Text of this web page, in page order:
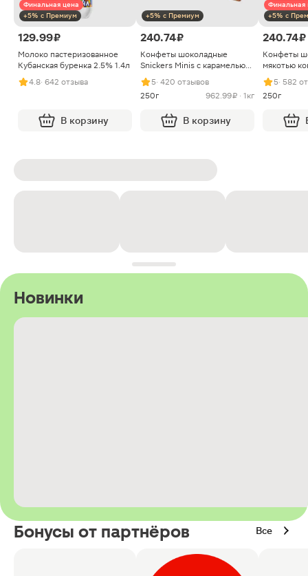
Финальная цена
+5% с Премиум
129.99 ₽
Молоко пастеризованное
Кубанская буренка 2.5% 1.4л
4.8· 642 отзыва
В корзину
+5% с Премиум
240.74 ₽
Конфеты шоколадные
Snickers Minis с карамелью
арахисом и нугой
5· 420 отзывов
250г
962.99 ₽ · 1кг
В корзину
Финальная
+5% с
240.74 ₽
Конфеты
мякотью
5· 582
250г
Новинки
Бонусы от партнёров Все